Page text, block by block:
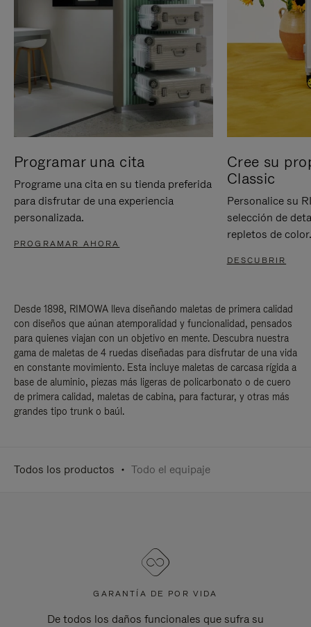
Programar una cita
Programe una cita en su tienda preferida
para disfrutar de una experiencia
personalizada.
PROGRAMAR AHORA
Cree su
Classic
Personalice su
selección de
repletos de color.
DESCUBRIR
Desde 1898, RIMOWA lleva diseñando maletas de primera calidad
con diseños que aúnan atemporalidad y funcionalidad, pensados
para quienes viajan con un objetivo en mente. Descubra nuestra
gama de maletas de 4 ruedas diseñadas para disfrutar de una vida
en constante movimiento. Esta incluye maletas de carcasa rígida a
base de aluminio, piezas más ligeras de policarbonato o de cuero
de primera calidad, maletas de cabina, para facturar, y otras más
grandes tipo trunk o baúl.
Todos los productos Todo el equipaje
GARANTÍA DE POR VIDA
De todos los daños funcionales que sufra su